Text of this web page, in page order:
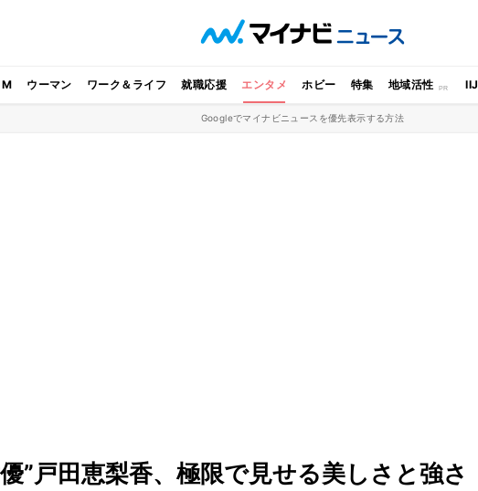
ウーマン ワーク＆ライフ 就職応援 エンタメ ホビー 特集 地域活性 IIJ
Googleでマイナビニュースを優先表示する方法
”戸田恵梨香、極限で見せる美しさと強さ